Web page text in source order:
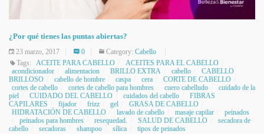
¿Por qué tienes las puntas abiertas?
23 marzo, 2017 0 Category: Cabello
Tags:
ACEITE PARA CABELLO
ACEITES PARA EL CABELLO
acondicionador
alimentacion BRILLO EXTRA cabello
CABELLO
BRILLOSO
cabello de hombre caspa cera
CORTE DE CABELLO
cortes de cabello
cortes de cabello para hombres cuero cabelludo
cuidado de la
piel
CUIDADO DEL CABELLO cuidados del cabello
FIBRAS
CAPILARES
fijador frizz gel
GRASA DE CABELLO
HIDRATACIÓN DE CABELLO
lavado de cabello masaje capilar
peinados
peinados para hombres
resequedad. SALUD DE CABELLO
secadora de
cabello
secadoras shampoo sílica tipos de peinados